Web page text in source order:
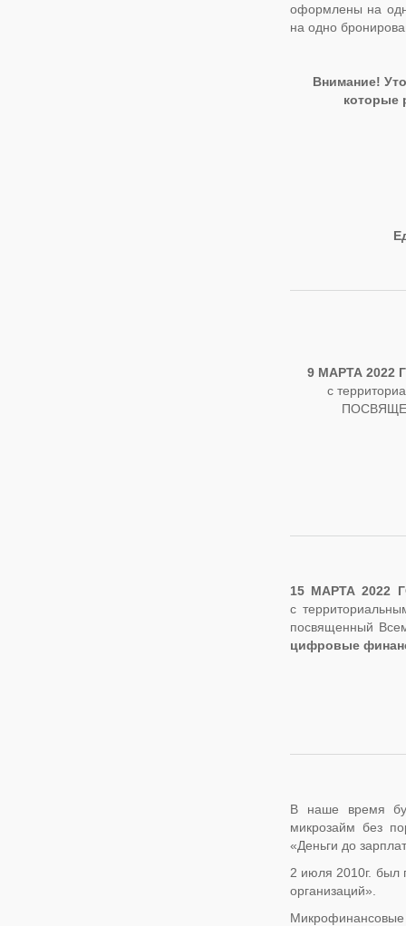
оформлены на
на одно
Внимание!
которые
9 МАРТА 2022
с
15 МАРТА 2022
с
посвященный
цифровые
В наше время
микрозайм без
«Деньги до
2 июля 2010г. был
организаций».